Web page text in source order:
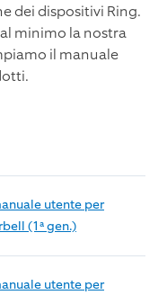
dei dispositivi Ring.
minimo la nostra
il manuale
utente per
(1ª gen.)
utente per